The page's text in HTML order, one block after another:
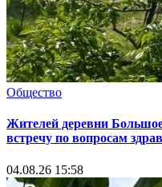
Общество
Жителей деревни
встречу по вопросам
04.08.26 15:58